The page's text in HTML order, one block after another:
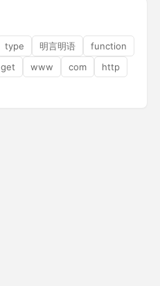
type 明言明语
function
get www com
http